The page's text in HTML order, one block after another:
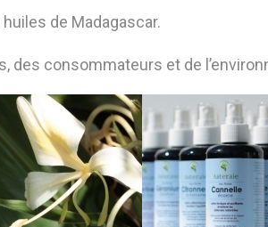
de Madagascar.
des consommateurs et de